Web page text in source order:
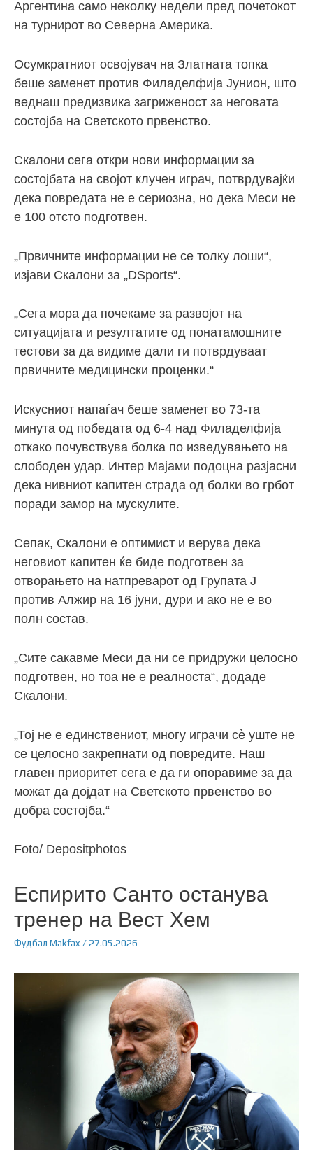
Аргентина само неколку недели пред почетокот
на турнирот во Северна Америка.
Осумкратниот освојувач на Златната топка
беше заменет против Филаделфија Јунион, што
веднаш предизвика загриженост за неговата
состојба на Светското првенство.
Скалони сега откри нови информации за
состојбата на својот клучен играч, потврдувајќи
дека повредата не е сериозна, но дека Меси не
е 100 отсто подготвен.
„Првичните информации не се толку лоши“,
изјави Скалони за „DSports“.
„Сега мора да почекаме за развојот на
ситуацијата и резултатите од понатамошните
тестови за да видиме дали ги потврдуваат
првичните медицински проценки.“
Искусниот напаѓач беше заменет во 73-та
минута од победата од 6-4 над Филаделфија
откако почувствува болка по изведувањето на
слободен удар. Интер Мајами подоцна разјасни
дека нивниот капитен страда од болки во грбот
поради замор на мускулите.
Сепак, Скалони е оптимист и верува дека
неговиот капитен ќе биде подготвен за
отворањето на натпреварот од Групата Ј
против Алжир на 16 јуни, дури и ако не е во
полн состав.
„Сите сакавме Меси да ни се придружи целосно
подготвен, но тоа не е реалноста“, додаде
Скалони.
„Тој не е единствениот, многу играчи сè уште не
се целосно закрепнати од повредите. Наш
главен приоритет сега е да ги опоравиме за да
можат да дојдат на Светското првенство во
добра состојба.“
Foto/ Depositphotos
Еспирито Санто останува
тренер на Вест Хем
Фудбал Makfax/27.05.2026